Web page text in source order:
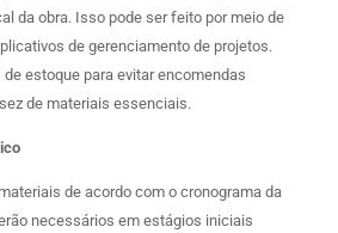
da obra. Isso pode ser feito por meio de
de gerenciamento de projetos.
estoque para evitar encomendas
de materiais essenciais.
de acordo com o cronograma da
necessários em estágios iniciais